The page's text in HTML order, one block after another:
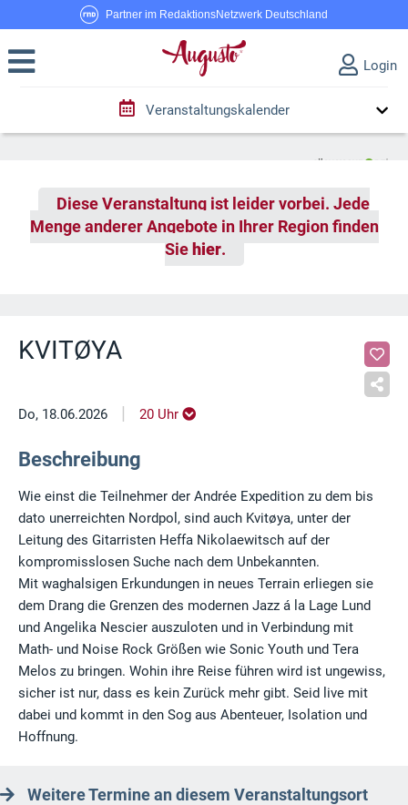
Partner im RedaktionsNetzwerk Deutschland
Login
Veranstaltungskalender
Diese Veranstaltung ist leider vorbei. Jede
Menge anderer Angebote in Ihrer Region finden
Sie hier.
KVITØYA
Do, 18.06.2026 | 20 Uhr
Beschreibung
Wie einst die Teilnehmer der Andrée Expedition zu dem bis
dato unerreichten Nordpol, sind auch Kvitøya, unter der
Leitung des Gitarristen Heffa Nikolaewitsch auf der
kompromisslosen Suche nach dem Unbekannten.
Mit waghalsigen Erkundungen in neues Terrain erliegen sie
dem Drang die Grenzen des modernen Jazz á la Lage Lund
und Angelika Nescier auszuloten und in Verbindung mit
Math- und Noise Rock Größen wie Sonic Youth und Tera
Melos zu bringen. Wohin ihre Reise führen wird ist ungewiss,
sicher ist nur, dass es kein Zurück mehr gibt. Seid live mit
dabei und kommt in den Sog aus Abenteuer, Isolation und
Hoffnung.
Weitere Termine an diesem Veranstaltungsort